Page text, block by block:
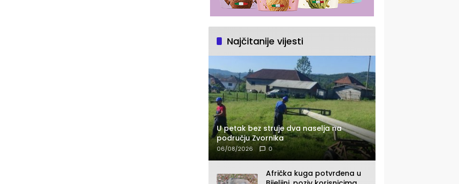
Najčitanije vijesti
U petak bez struje dva naselja na
području Zvornika
06/08/2026 0
Afrička kuga potvrđena u